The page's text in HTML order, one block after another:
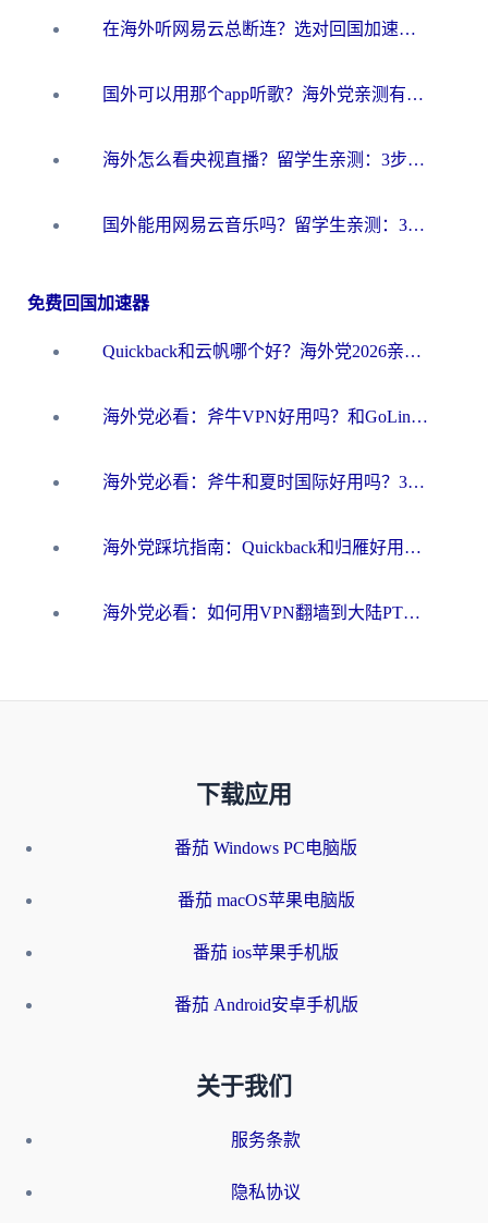
在海外听网易云总断连？选对回国加速器，告别地区限制和卡顿
国外可以用那个app听歌？海外党亲测有效的回国加速方案，轻松听国内音乐听书
海外怎么看央视直播？留学生亲测：3步解决版权限制+追剧自由
国外能用网易云音乐吗？留学生亲测：3步解决海外听歌难题
免费回国加速器
Quickback和云帆哪个好？海外党2026亲测指南：选对加速器大陆工具，无缝刷国内剧玩国服
海外党必看：斧牛VPN好用吗？和GoLinkVPN对比哪个回国效果更好？
海外党必看：斧牛和夏时国际好用吗？3步选对回国加速器，无缝刷国内资源
海外党踩坑指南：Quickback和归雁好用吗？选对加速器才能无缝刷国内资源
海外党必看：如何用VPN翻墙到大陆PTT？一篇解决你所有回国加速痛点
下载应用
番茄 Windows PC电脑版
番茄 macOS苹果电脑版
番茄 ios苹果手机版
番茄 Android安卓手机版
关于我们
服务条款
隐私协议